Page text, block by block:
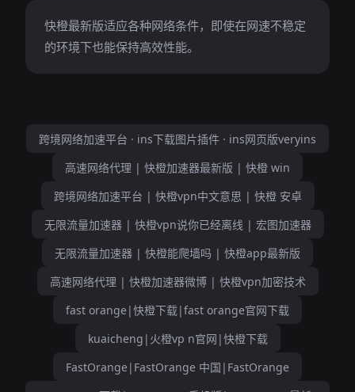
快橙最新版适应各种网络条件，即使在网速不稳定
的环境下也能保持高效性能。
跨境网络加速平台 · ins下载图片插件 · ins网页版veryins
高速网络代理 | 快橙加速器最新版 | 快橙 win
跨境网络加速平台 | 快橙vpn中文意思 | 快橙 安卓
无限流量加速器 | 快橙vpn说你已经离线 | 宏图加速器
无限流量加速器 | 快橙能爬墙吗 | 快橙app最新版
高速网络代理 | 快橙加速器微博 | 快橙vpn加密技术
fast orange|快橙下载|fast orange官网下载
kuaicheng|火橙vp n官网|快橙下载
FastOrange|FastOrange 中国|FastOrange